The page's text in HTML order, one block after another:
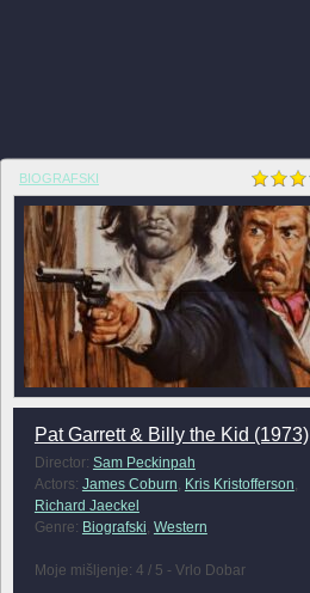
BIOGRAFSKI
Pat Garrett & Billy the Kid (1973)
Director: Sam Peckinpah
Actors: James Coburn, Kris Kristofferson,
Richard Jaeckel
Genre: Biografski, Western
Moje mišljenje: 4 / 5 - Vrlo Dobar